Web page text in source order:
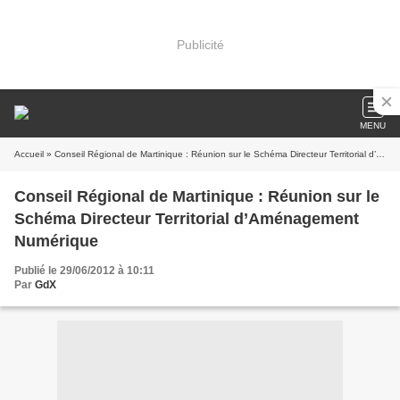
Publicité
MENU
Accueil » Conseil Régional de Martinique : Réunion sur le Schéma Directeur Territorial d’Aménagement Numérique
Conseil Régional de Martinique : Réunion sur le
Schéma Directeur Territorial d’Aménagement
Numérique
Publié le 29/06/2012 à 10:11
Par GdX